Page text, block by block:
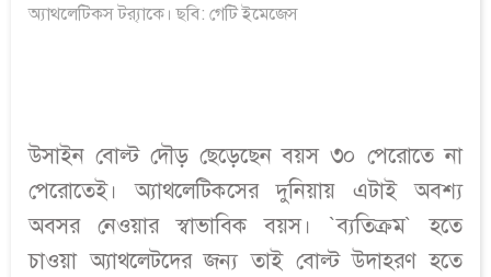
অ্যাথলেটিকস ট্র‍্যাকে। ছবি: গেটি ইমেজেস
উসাইন বোল্ট দৌড় ছেড়েছেন বয়স ৩০ পেরোতে না
পেরোতেই। অ্যাথলেটিকসের দুনিয়ায় এটাই অবশ্য
অবসর নেওয়ার স্বাভাবিক বয়স। `ব্যতিক্রম` হতে
চাওয়া অ্যাথলেটদের জন্য তাই বোল্ট উদাহরণ হতে